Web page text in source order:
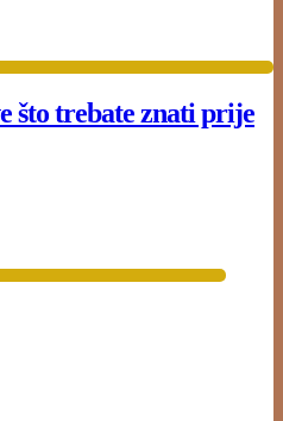
što trebate znati prije